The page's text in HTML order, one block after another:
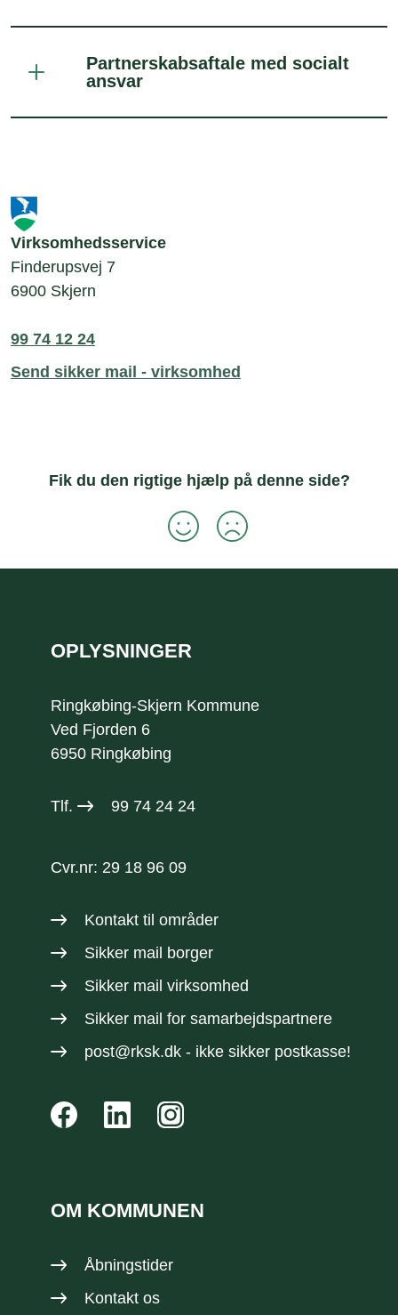
Partnerskabsaftale med socialt
ansvar
Virksomhedsservice
Finderupsvej 7
6900 Skjern
99 74 12 24
Send sikker mail - virksomhed
Fik du den rigtige hjælp på denne side?
OPLYSNINGER
Ringkøbing-Skjern Kommune
Ved Fjorden 6
6950 Ringkøbing
Tlf. 99 74 24 24
Cvr.nr: 29 18 96 09
Kontakt til områder
Sikker mail borger
Sikker mail virksomhed
Sikker mail for samarbejdspartnere
post@rksk.dk- ikke sikker postkasse!
OM KOMMUNEN
Åbningstider
Kontakt os